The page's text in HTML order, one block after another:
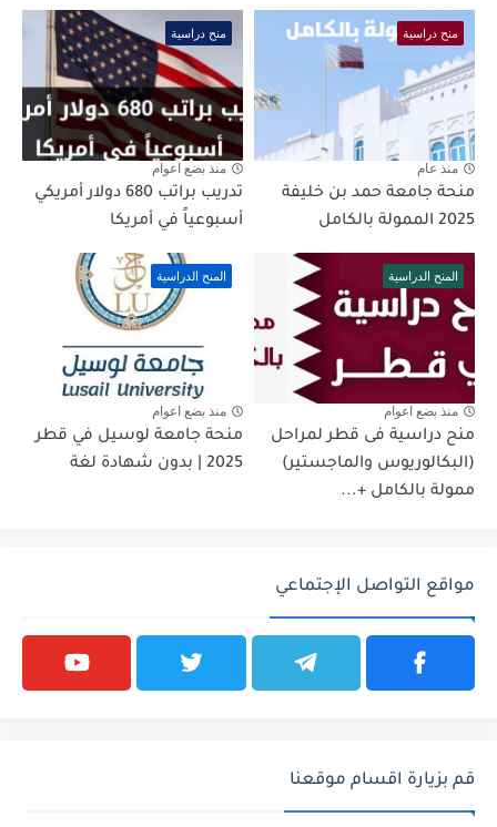
منح دراسية
منذ عام
منحة جامعة حمد بن خليفة
2025 الممولة بالكامل
منح دراسية
منذ بضع اعوام
تدريب براتب 680 دولار أمريكي
أسبوعياً في أمريكا
المنح الدراسية
منذ بضع اعوام
منح دراسية فى قطر لمراحل
(البكالوريوس والماجستير)
ممولة بالكامل +...
المنح الدراسية
منذ بضع اعوام
منحة جامعة لوسيل في قطر
2025 | بدون شهادة لغة
مواقع التواصل الإجتماعي
قم بزيارة اقسام موقعنا